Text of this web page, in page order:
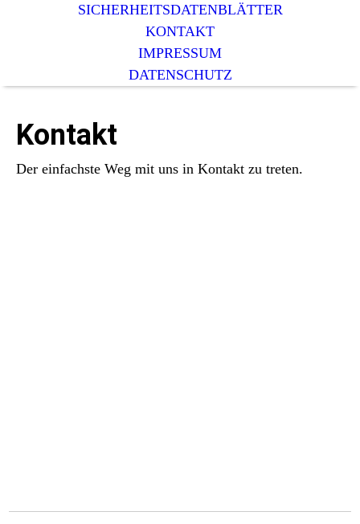
SICHERHEITSDATENBLÄTTER
KONTAKT
IMPRESSUM
DATENSCHUTZ
Kontakt
Der einfachste Weg mit uns in Kontakt zu treten.